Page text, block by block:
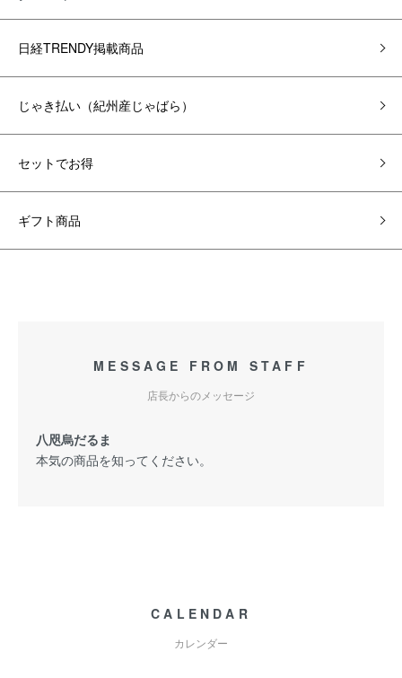
日経TRENDY掲載商品
じゃき払い（紀州産じゃばら）
セットでお得
ギフト商品
MESSAGE FROM STAFF
店長からのメッセージ
八咫烏だるま
本気の商品を知ってください。
CALENDAR
カレンダー